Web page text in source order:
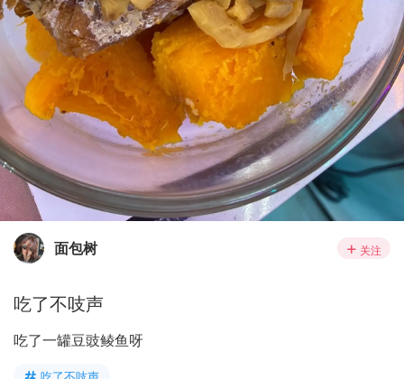
面包树 关注
吃了不吱声
吃了一罐豆豉鲮鱼呀
吃了不吱声